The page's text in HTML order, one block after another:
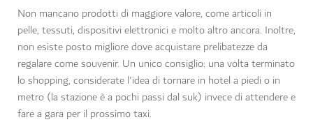
Non mancano prodotti di maggiore valore, come articoli in
pelle, tessuti, dispositivi elettronici e molto altro ancora. Inoltre,
non esiste posto migliore dove acquistare prelibatezze da
regalare come souvenir. Un unico consiglio: una volta terminato
lo shopping, considerate l'idea di tornare in hotel a piedi o in
metro (la stazione è a pochi passi dal suk) invece di attendere e
fare a gara per il prossimo taxi.